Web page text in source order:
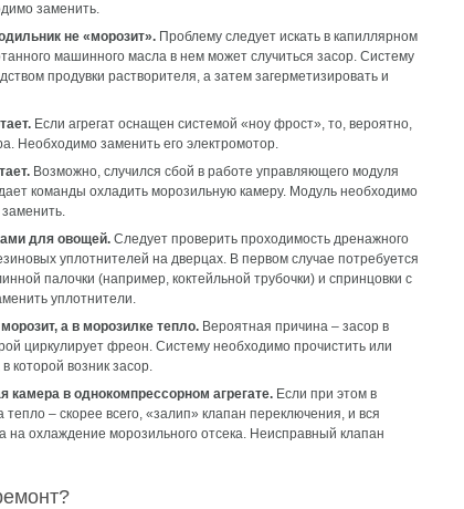
заменить.
не «морозит». Проблему следует искать в капиллярном
машинного масла в нем может случиться засор. Систему
продувки растворителя, а затем загерметизировать и
Если агрегат оснащен системой «ноу фрост», то, вероятно,
Необходимо заменить его электромотор.
Возможно, случился сбой в работе управляющего модуля
команды охладить морозильную камеру. Модуль необходимо
для овощей. Следует проверить проходимость дренажного
уплотнителей на дверцах. В первом случае потребуется
палочки (например, коктейльной трубочки) и спринцовки с
уплотнители.
а в морозилке тепло. Вероятная причина – засор в
циркулирует фреон. Систему необходимо прочистить или
которой возник засор.
камера в однокомпрессорном агрегате. Если при этом в
тепло – скорее всего, «залип» клапан переключения, и вся
на охлаждение морозильного отсека. Неисправный клапан